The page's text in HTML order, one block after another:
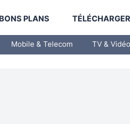
BONS PLANS
Mobile & Telecom TV & Vidéo